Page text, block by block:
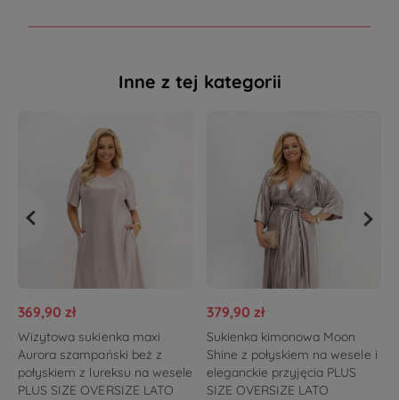
Inne z tej kategorii
369,90 zł
Wizytowa sukienka maxi
Aurora szampański beż z
połyskiem z lureksu na wesele
PLUS SIZE OVERSIZE LATO
379,90 zł
Sukienka kimonowa Moon
Shine z połyskiem na wesele i
eleganckie przyjęcia PLUS
SIZE OVERSIZE LATO